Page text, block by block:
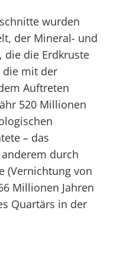
wurden
der Mineral- und
die die Erdkruste
die mit der
Auftreten
520 Millionen
– das
durch
(Vernichtung von
Millionen Jahren
Quartärs in der